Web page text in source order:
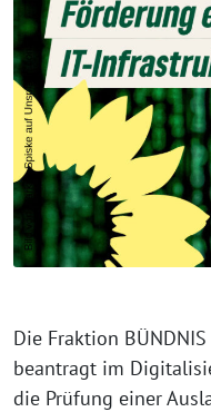
Die Fraktion
beantragt im
die Prüfung einer